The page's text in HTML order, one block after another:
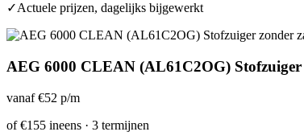
✓Actuele prijzen, dagelijks bijgewerkt
AEG 6000 CLEAN (AL61C2OG) Stofzuiger
vanaf€52 p/m
of€155 ineens · 3 termijnen